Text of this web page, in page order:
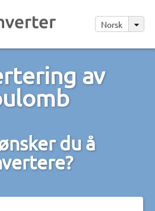
Norsk
av
du å